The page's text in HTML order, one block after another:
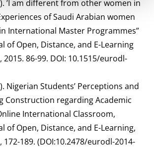
’I am different from other women in
of Saudi Arabian women
International Master Programmes”
of Open, Distance, and E-Learning
2015. 86-99. DOI: 10.1515/eurodl-
Nigerian Students’ Perceptions and
Construction regarding Academic
International Classroom,
of Open, Distance, and E-Learning,
172-189. (DOI:10.2478/eurodl-2014-